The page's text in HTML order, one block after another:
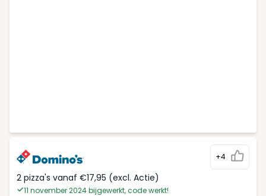
+4
2 pizza's vanaf €17,95 (excl. Actie)
11 november 2024 bijgewerkt, code werkt!